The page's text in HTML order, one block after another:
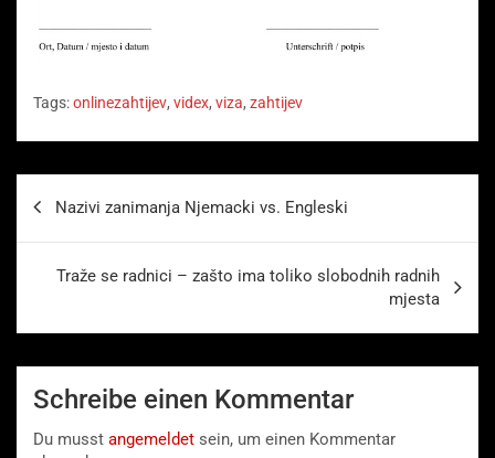
Tags:onlinezahtijev, videx, viza, zahtijev
Nazivi zanimanja Njemacki vs. Engleski
Traže se radnici – zašto ima toliko slobodnih radnih
mjesta
Schreibe einen Kommentar
Du musst angemeldet sein, um einen Kommentar